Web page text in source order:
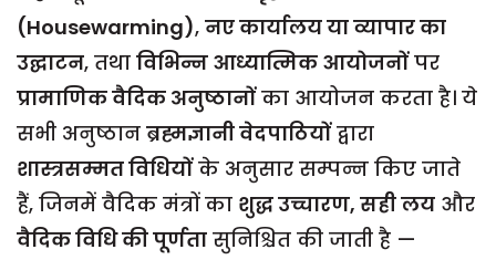
(Housewarming), नए कार्यालय या व्यापार का
उद्घाटन, तथा विभिन्न आध्यात्मिक आयोजनोंपर
प्रामाणिक वैदिक अनुष्ठानोंका आयोजन करता है। ये
सभी अनुष्ठान ब्रह्मज्ञानी वेदपाठियोंद्वारा
शास्त्रसम्मत विधियोंके अनुसार सम्पन्न किए जाते
हैं, जिनमें वैदिक मंत्रों का शुद्ध उच्चारण, सही लय और
वैदिक विधि की पूर्णता सुनिश्चित की जाती है —